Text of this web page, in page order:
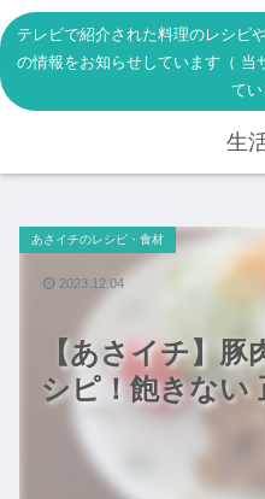
テレビで紹介された料理のレシピ
の情報をお知らせしています（ 当
てい
生
【あさイチ】
シピ！飽きない
あさイチのレシピ・食材
2023.12.04